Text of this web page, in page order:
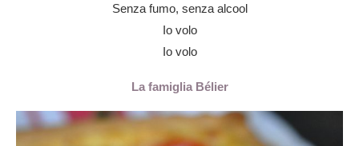
Senza fumo, senza alcool
Io volo
Io volo
La famiglia Bélier